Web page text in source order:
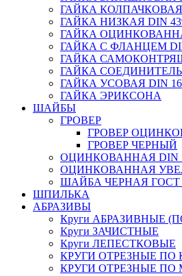
ГАЙКА КОЛПАЧКОВАЯ
ГАЙКА НИЗКАЯ DIN
ГАЙКА
ГАЙКА С ФЛАНЦЕМ
ГАЙКА
ГАЙКА
ГАЙКА УСОВАЯ DIN
ГАЙКА ЭРИКСОНА
ШАЙБЫ
ГРОВЕР
ГРОВЕР
ГРОВЕР ЧЕРНЫЙ
ОЦИНКОВАННАЯ DIN
ОЦИНКОВАННАЯ
ШАЙБА ЧЕРНАЯ ГОСТ
ШПИЛЬКА
АБРАЗИВЫ
Круги АБРАЗИВНЫЕ
Круги ЗАЧИСТНЫЕ
Круги ЛЕПЕСТКОВЫЕ
КРУГИ ОТРЕЗНЫЕ
КРУГИ ОТРЕЗНЫЕ ПО